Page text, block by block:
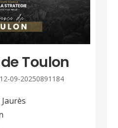
Toulon
09-20250891184
Jaurès